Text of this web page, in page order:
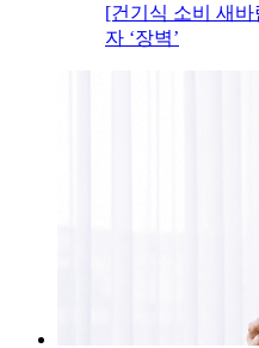
[건기식 소비 새바
자 ‘장벽’